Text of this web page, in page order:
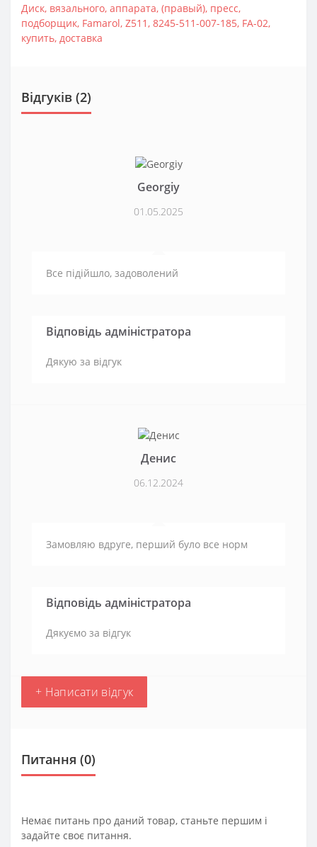
Диск, вязального, аппарата, (правый), пресс,
подборщик, Famarol, Z511, 8245-511-007-185, FA-02,
купить, доставка
Відгуків (2)
Georgiy
01.05.2025
Все підійшло, задоволений
Відповідь адміністратора
Дякую за відгук
Денис
06.12.2024
Замовляю вдруге, перший було все норм
Відповідь адміністратора
Дякуємо за відгук
+ Написати відгук
Питання (0)
Немає питань про даний товар, станьте першим і
задайте своє питання.